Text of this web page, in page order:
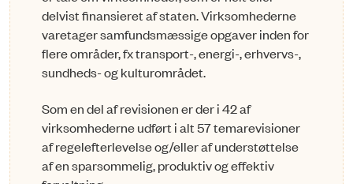
delvist finansieret af staten. Virksomhederne
varetager samfundsmæssige opgaver inden for
fle­re områder, fx transport-, energi-, erhvervs-,
sundheds- og kulturområdet.
Som en del af revisionen er der i 42 af
virksomhederne udført i alt 57 temarevisioner
af regelefterlevelse og/eller af understøttelse
af en sparsommelig, produktiv og effektiv